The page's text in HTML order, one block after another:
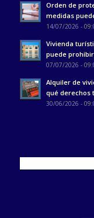
Orden de
medidas
14/07/2026 -
Vivienda
puede
07/07/2026 -
Alquiler de
qué derechos
30/06/2026 -